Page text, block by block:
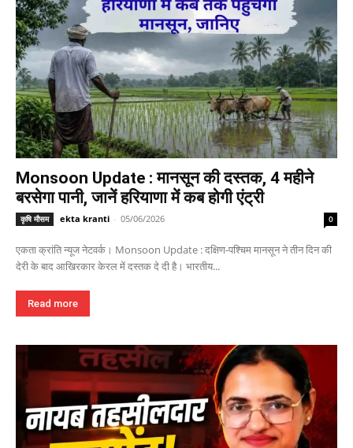
Monsoon Update : मानसून की दस्तक, 4 महीने
बरसेगा पानी, जानें हरियाणा में कब होगी एंट्री
कृषि मौसम ekta kranti - 05/06/2026 0
एकता क्रांति न्यूज नेटवर्क। Monsoon Update : दक्षिण-पश्चिम मानसून ने तीन दिन की
देरी के बाद आखिरकार केरल में दस्तक दे दी है। भारतीय...
Read more